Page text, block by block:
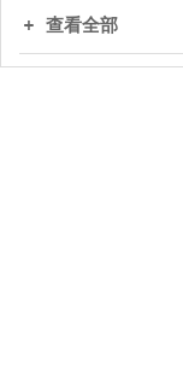
查看全部